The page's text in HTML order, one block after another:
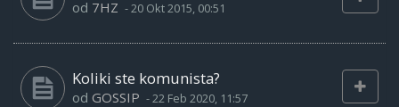
od 7HZ -20 Okt 2015, 00:51
Koliki ste komunista?
od GOSSIP -22 Feb 2020, 11:57